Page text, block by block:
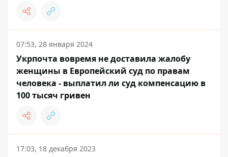
07:53, 28 января 2024
Укрпочта вовремя не доставила жалобу
женщины в Европейский суд по правам
человека - выплатил ли суд компенсацию в
100 тысяч гривен
17:03, 18 декабря 2023